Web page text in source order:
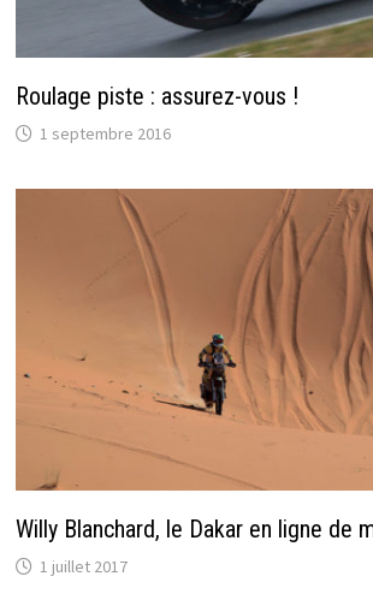
Roulage piste : assurez-vous !
1 septembre 2016
Willy Blanchard, le Dakar en ligne de
1 juillet 2017